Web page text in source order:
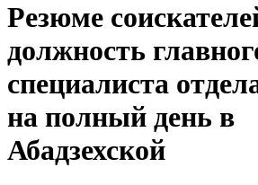
Резюме
должность
специалиста
на полный день в
Абадзехской